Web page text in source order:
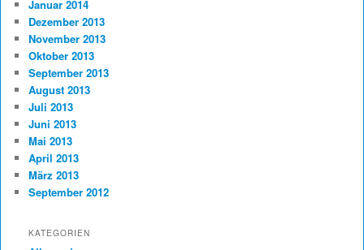
Januar 2014
Dezember 2013
November 2013
Oktober 2013
September 2013
August 2013
Juli 2013
Juni 2013
Mai 2013
April 2013
März 2013
September 2012
KATEGORIEN